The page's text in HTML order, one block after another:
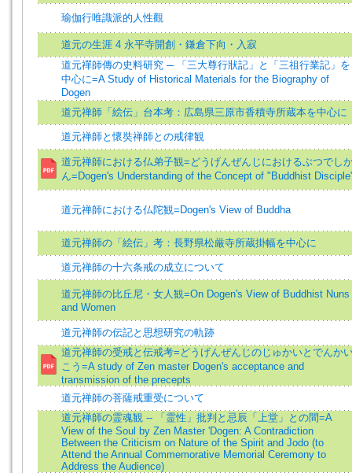
瑜伽行唯識派的人性觀
道元の生涯 4 永平寺開創・鎌倉下向・入寂
道元禪師傳の史料研究 ─ 「三大尊行狀記」と「三祖行業記」を
中心に=A Study of Historical Materials for the Biography of
Dogen
道元禅師「絵伝」台本考：広島県三原市香積寺所蔵本を中心に
道元禅師と懷奘禅師との戒律観
道元禅師における仏弟子観=どうげんぜんじにおけるぶつでし
ん=Dogen's Understanding of the Concept of "Buddhist
道元禅師における仏陀観=Dogen's View of Buddha
道元禅師の「絵伝」考：長野県松厳寺所蔵掛幅を中心に
道元禅師の十六条戒の成立について
道元禅師の比丘尼・女人観=On Dogen's View of Buddhist Nuns
and Women
道元禅師の伝記と思想研究の軌跡
道元禅師の受戒と伝戒考=どうげんぜんじのじゅかいとでんか
こう=A study of Zen master Dogen's acceptance and
transmission of the precepts
道元禅師の菩薩戒重受について
道元禅師の霊魂観 -- 「霊性」批判と忌辰「上堂」との間=A
View of the Soul by Zen Master 'Dogen: A Contradiction
Between the Criticism on Nature of the Spirit and Jodo (to
Attend the Annual Commemorative Memorial Ceremony to
Address the Audience)